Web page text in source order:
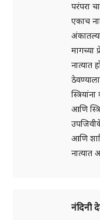
परंपरा
एकाच
मागच्या
नात्यात
आणि
आणि
नात्यात
नंदिनी